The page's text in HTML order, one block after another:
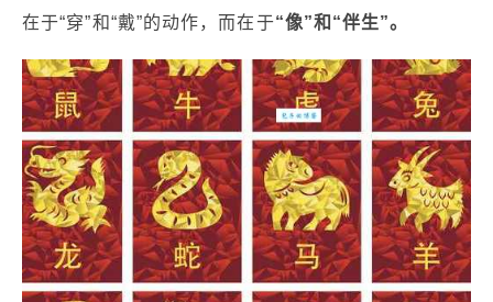
在于“穿”和“戴”的动作，而在于“像”和“伴生”。